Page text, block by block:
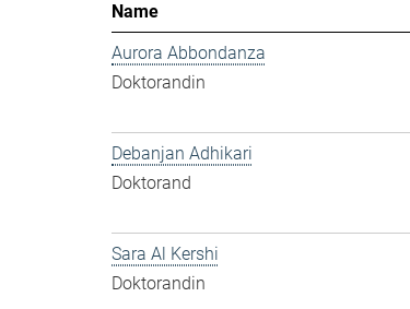
Name
Aurora Abbondanza
Doktorandin
Debanjan Adhikari
Doktorand
Sara Al Kershi
Doktorandin